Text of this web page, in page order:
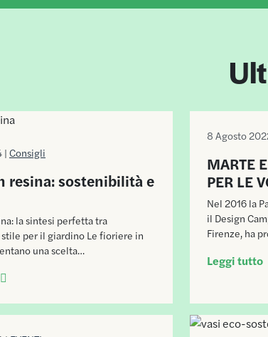
| Consigli
resina: sostenibilità e
la sintesi perfetta tra
per il giardino Le fioriere in
una scelta…
8 Agosto
MARTE
PER LE
Nel 2016 la
il Design
Firenze, ha
Leggi tutto